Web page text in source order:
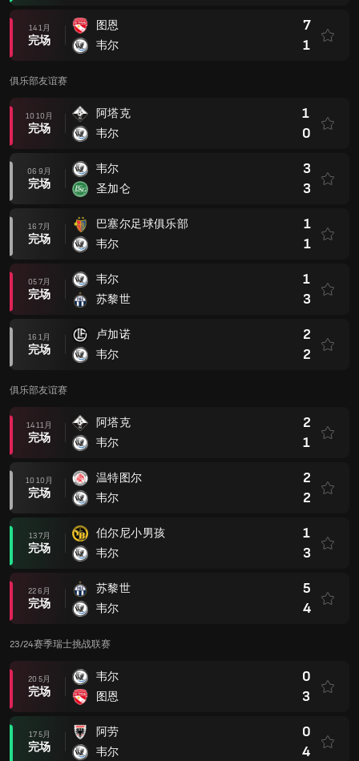
14 1月
完场
图恩
韦尔
7
1
俱乐部友谊赛
10 10月
完场
阿塔克
韦尔
1
0
06 9月
完场
韦尔
圣加仑
3
3
16 7月
完场
巴塞尔足球俱乐部
韦尔
1
1
05 7月
完场
韦尔
苏黎世
1
3
16 1月
完场
卢加诺
韦尔
2
2
俱乐部友谊赛
14 11月
完场
阿塔克
韦尔
2
1
10 10月
完场
温特图尔
韦尔
2
2
13 7月
完场
伯尔尼小男孩
韦尔
1
3
22 6月
完场
苏黎世
韦尔
5
4
23/24赛季瑞士挑战联赛
20 5月
完场
韦尔
图恩
0
3
17 5月
完场
阿劳
韦尔
0
4